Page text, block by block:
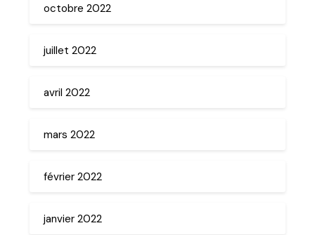
octobre 2022
juillet 2022
avril 2022
mars 2022
février 2022
janvier 2022